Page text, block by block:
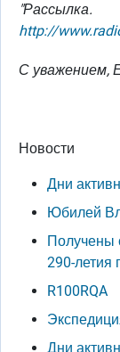
http://
С уважением,
Новости
Дни
Юбилей
Получены
290-летия
R100RQA
Дни